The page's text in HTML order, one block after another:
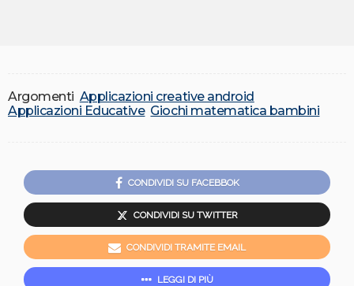
Argomenti Applicazioni creative android
Applicazioni Educative Giochi matematica bambini
CONDIVIDI SU FACEBBOK
CONDIVIDI SU TWITTER
CONDIVIDI TRAMITE EMAIL
LEGGI DI PIÙ